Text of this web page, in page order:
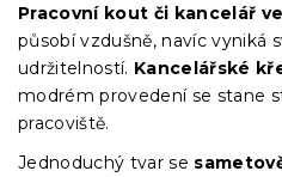
Pracovní kout či kancelář
působí vzdušně, navíc vyniká
udržitelností. Kancelářské
modrém provedení se stane
pracoviště.
Jednoduchý tvar se